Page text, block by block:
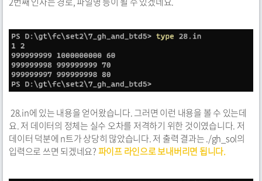
28.in에 있는 내용을 얻어왔습니다. 그러면 이런 내용을 볼 수 있는데
요. 저 데이터의 정체는 실수 오차를 저격하기 위한 것이였습니다. 저
데이터 덕분에 n트가 상당히 많았습니다. 저 출력 결과는 ./gh_sol의
입력으로 쓰면 되겠네요?파이프 라인으로 보내버리면 됩니다.